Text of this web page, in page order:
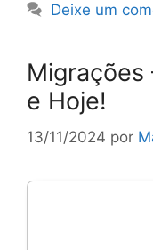
Deixe um
Migrações
e Hoje!
13/11/2024 por